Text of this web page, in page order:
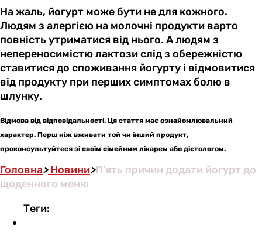
На жаль, йогурт може бути не для кожного.
Людям з алергією на молочні продукти варто
повність утриматися від нього. А людям з
непереносимістю лактози слід з обережністю
ставитися до споживання йогурту і відмовитися
від продукту при перших симптомах болю в
шлунку.
Відмова від відповідальності. Ця стаття має ознайомлювальний
характер. Перш ніж вживати той чи інший продукт,
проконсультуйтеся зі своїм сімейним лікарем або дієтологом.
Головна>Новини>П’ять причин додати йогурт до
щоденного меню
Теги: